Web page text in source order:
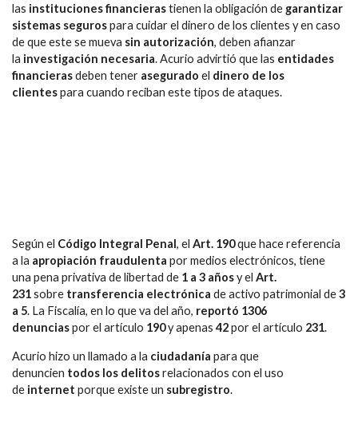
las instituciones financierastienen la obligación de garantizar
sistemas segurospara cuidar el dinero de los clientes y en caso
de que este se mueva sin autorización, deben afianzar
la investigación necesaria. Acurio advirtió que las entidades
financierasdeben tener asegurado el dinero de los
clientespara cuando reciban este tipos de ataques.
Según el Código Integral Penal, el Art. 190que hace referencia
a la apropiación fraudulenta por medios electrónicos, tiene
una pena privativa de libertad de 1 a 3 añosy el Art.
231sobre transferencia electrónica de activo patrimonial de3
a 5. La Fiscalía, en lo que va del año, reportó 1306
denunciaspor el artículo 190y apenas 42por el artículo 231.
Acurio hizo un llamado a la ciudadanía para que
denuncien todos los delitosrelacionados con el uso
de internet porque existe un subregistro.